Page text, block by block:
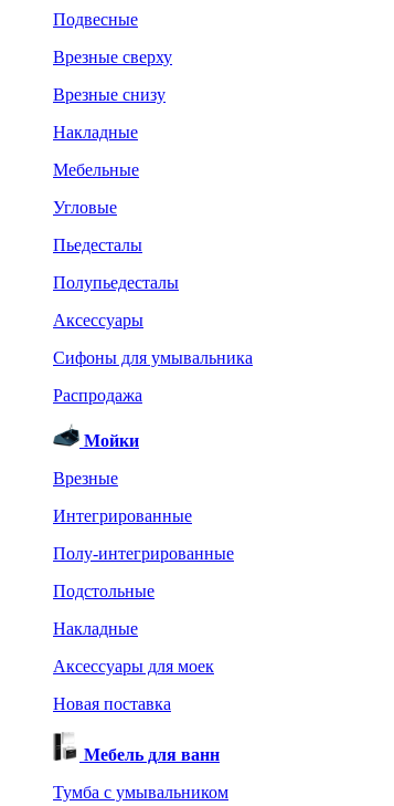
Подвесные
Врезные сверху
Врезные снизу
Накладные
Мебельные
Угловые
Пьедесталы
Полупьедесталы
Аксессуары
Сифоны для умывальника
Распродажа
Мойки
Врезные
Интегрированные
Полу-интегрированные
Подстольные
Накладные
Аксессуары для моек
Новая поставка
Мебель для ванн
Тумба с умывальником